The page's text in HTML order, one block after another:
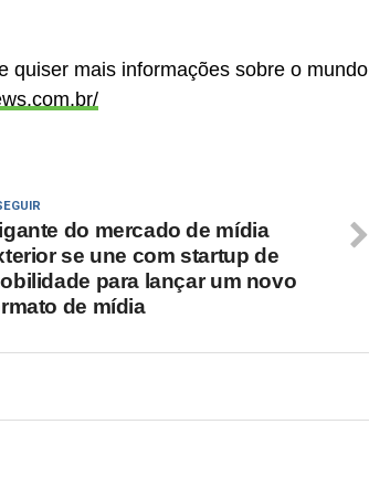
quiser mais informações sobre o mundo
do mercado de mídia
se une com startup de
para lançar um novo
de mídia